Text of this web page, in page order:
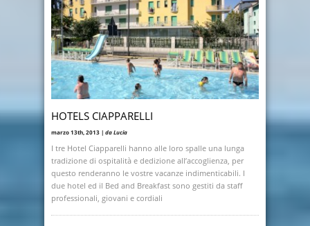
HOTELS CIAPPARELLI
marzo 13th, 2013 | da Lucia
I tre Hotel Ciapparelli hanno alle loro spalle una lunga
tradizione di ospitalità e dedizione all’accoglienza, per
questo renderanno le vostre vacanze indimenticabili. I
due hotel ed il Bed and Breakfast sono gestiti da staff
professionali, giovani e cordiali